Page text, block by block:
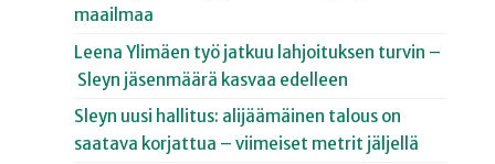
maailmaa
Leena Ylimäen työ jatkuu lahjoituksen turvin –
Sleyn jäsenmäärä kasvaa edelleen
Sleyn uusi hallitus: alijäämäinen talous on
saatava korjattua – viimeiset metrit jäljellä